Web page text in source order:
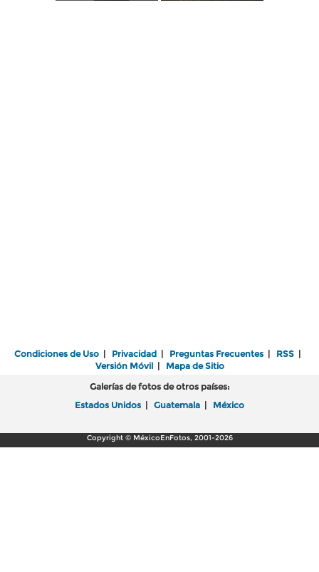
Condiciones de Uso | Privacidad | Preguntas Frecuentes | RSS |
Versión Móvil| Mapa de Sitio
Galerías de fotos de otros países:
Estados Unidos | Guatemala | México
Copyright © MéxicoEnFotos, 2001-2026